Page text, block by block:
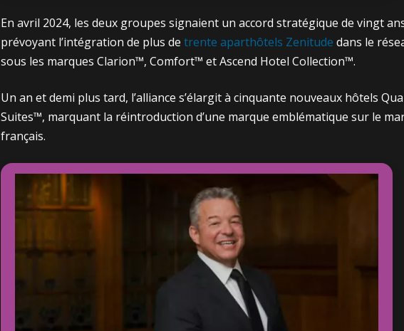
En avril 2024, les deux groupes signaient un accord stratégique de vingt
prévoyant l’intégration de plus de trente aparthôtels Zenitude dans le
sous les marques Clarion™, Comfort™ et Ascend Hotel Collection™.
Un an et demi plus tard, l’alliance s’élargit à cinquante nouveaux hôtels
Suites™, marquant la réintroduction d’une marque emblématique sur le
français.